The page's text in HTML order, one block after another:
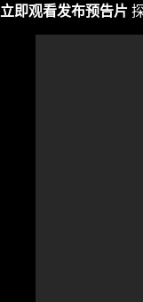
立即观看发布预告片